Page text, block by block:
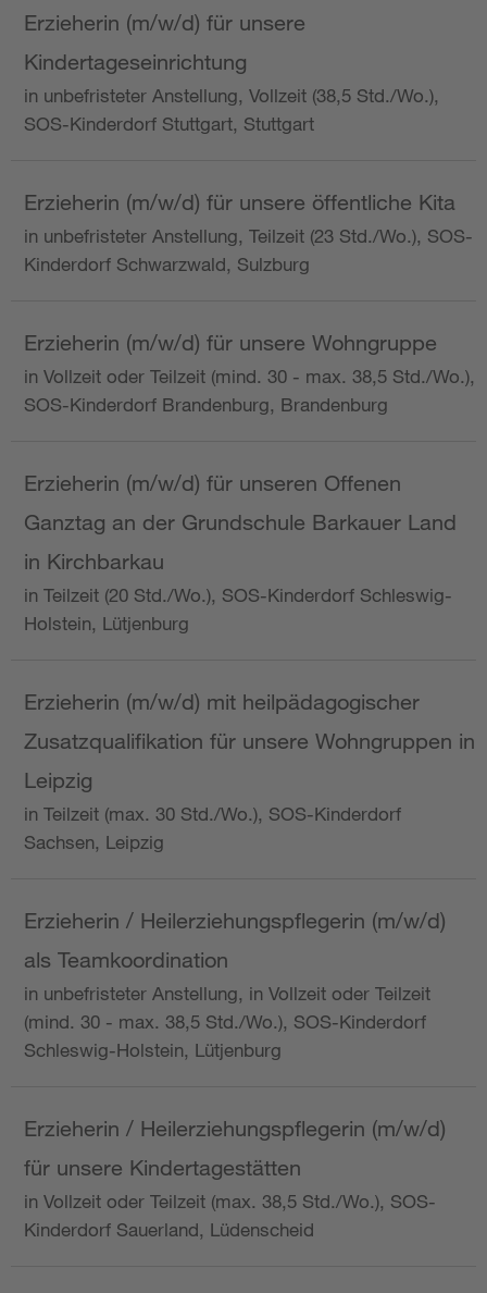
Erzieherin (m/w/d) für unsere
Kindertageseinrichtung
in unbefristeter Anstellung, Vollzeit (38,5 Std./Wo.),
SOS-Kinderdorf Stuttgart, Stuttgart
Erzieherin (m/w/d) für unsere öffentliche Kita
in unbefristeter Anstellung, Teilzeit (23 Std./Wo.), SOS-
Kinderdorf Schwarzwald, Sulzburg
Erzieherin (m/w/d) für unsere Wohngruppe
in Vollzeit oder Teilzeit (mind. 30 - max. 38,5 Std./Wo.),
SOS-Kinderdorf Brandenburg, Brandenburg
Erzieherin (m/w/d) für unseren Offenen
Ganztag an der Grundschule Barkauer Land
in Kirchbarkau
in Teilzeit (20 Std./Wo.), SOS-Kinderdorf Schleswig-
Holstein, Lütjenburg
Erzieherin (m/w/d) mit heilpädagogischer
Zusatzqualifikation für unsere Wohngruppen in
Leipzig
in Teilzeit (max. 30 Std./Wo.), SOS-Kinderdorf
Sachsen, Leipzig
Erzieherin / Heilerziehungspflegerin (m/w/d)
als Teamkoordination
in unbefristeter Anstellung, in Vollzeit oder Teilzeit
(mind. 30 - max. 38,5 Std./Wo.), SOS-Kinderdorf
Schleswig-Holstein, Lütjenburg
Erzieherin / Heilerziehungspflegerin (m/w/d)
für unsere Kindertagestätten
in Vollzeit oder Teilzeit (max. 38,5 Std./Wo.), SOS-
Kinderdorf Sauerland, Lüdenscheid